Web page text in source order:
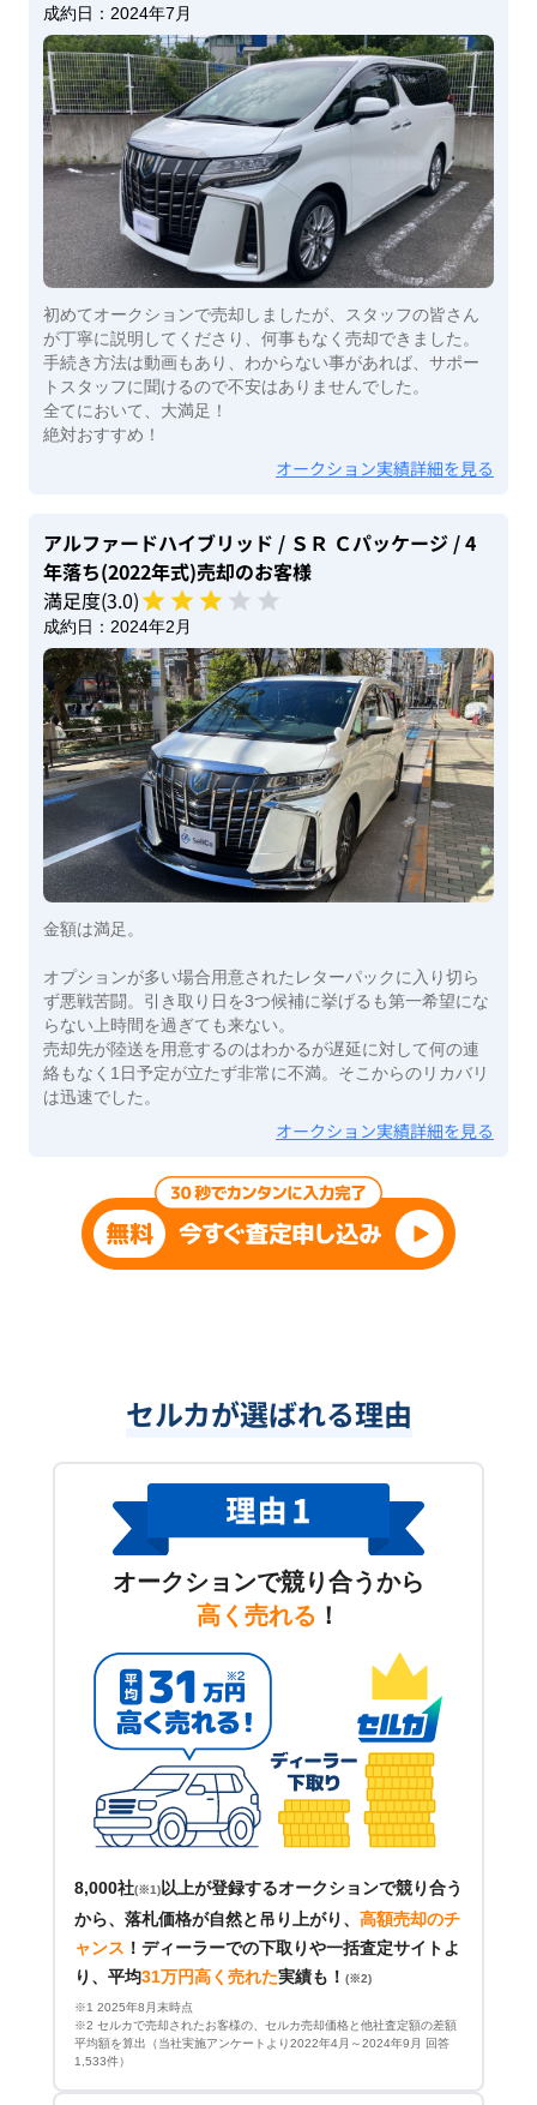
成約日： 2024年7月
初めてオークションで売却しましたが、スタッフの皆さん
が丁寧に説明してくださり、何事もなく売却できました。
手続き方法は動画もあり、わからない事があれば、サポー
トスタッフに聞けるので不安はありませんでした。
全てにおいて、大満足！
絶対おすすめ！
オークション実績詳細を見る
アルファードハイブリッド / ＳＲ Ｃパッケージ / 4
年落ち(2022年式)売却のお客様
満足度(3.0)
成約日： 2024年2月
金額は満足。
オプションが多い場合用意されたレターパックに入り切ら
ず悪戦苦闘。引き取り日を3つ候補に挙げるも第一希望にな
らない上時間を過ぎても来ない。
売却先が陸送を用意するのはわかるが遅延に対して何の連
絡もなく1日予定が立たず非常に不満。そこからのリカバリ
は迅速でした。
オークション実績詳細を見る
セルカが選ばれる理由
オークションで競り合うから
高く売れる ！
8,000社(※1) 以上が登録するオークションで競り合う
から、落札価格が自然と吊り上がり、 高額売却のチ
ャンス ！ ディーラーでの下取りや一括査定サイトよ
り、平均31万円高く売れた実績も！ (※2)
※1 2025年8月末時点
※2 セルカで売却されたお客様の、セルカ売却価格と他社査定額の差額
平均額を算出（当社実施アンケートより2022年4月～2024年9月 回答
1,533件）